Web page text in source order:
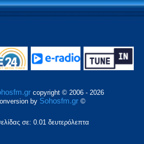
copyright © 2006 - 2026
by Sohosfm.gr©
σε: 0.01 δευτερόλεπτα